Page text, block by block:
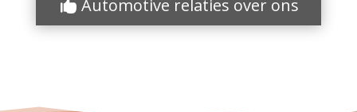
Automotive relaties over ons